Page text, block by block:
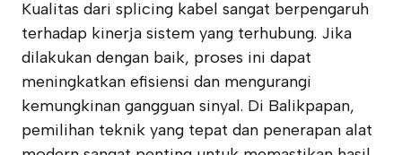
Kualitas dari splicing kabel sangat berpengaruh
terhadap kinerja sistem yang terhubung. Jika
dilakukan dengan baik, proses ini dapat
meningkatkan efisiensi dan mengurangi
kemungkinan gangguan sinyal. Di Balikpapan,
pemilihan teknik yang tepat dan penerapan alat